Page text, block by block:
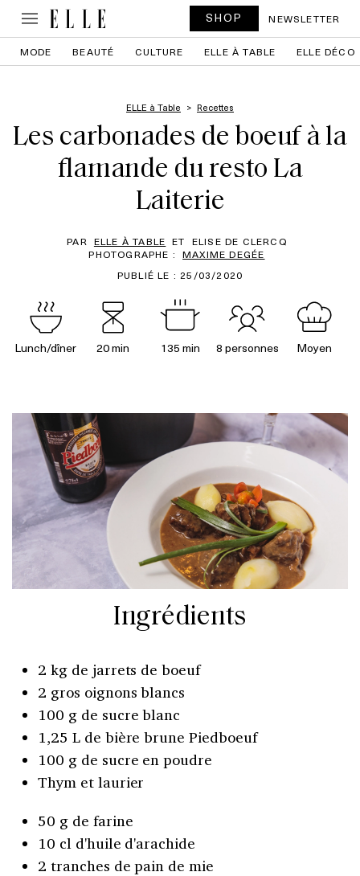
SHOP NEWSLETTER
MODE BEAUTÉ CULTURE ELLE À TABLE ELLE DÉCO
ELLE à Table Recettes
Les carbonades de boeuf à la
flamande du resto La
Laiterie
PAR ELLE À TABLE ET ELISE DE CLERCQ
PHOTOGRAPHE : MAXIME DEGÉE
PUBLIÉ LE : 25/03/2020
Lunch/dîner 20 min 135 min 8 personnes Moyen
Ingrédients
2 kg de jarrets de boeuf
2 gros oignons blancs
100 g de sucre blanc
1,25 L de bière brune Piedboeuf
100 g de sucre en poudre
Thym et laurier
50 g de farine
10 cl d'huile d'arachide
2 tranches de pain de mie